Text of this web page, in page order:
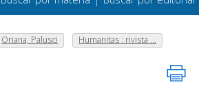
Oriana, Palusci Humanitas : rivista ...